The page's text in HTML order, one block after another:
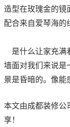
造型在玫瑰金的镜
配合来自爱琴海的
是什么让家充满
墙面对我们来说是
景是昏暗的。像能
本文由成都装修公
享！